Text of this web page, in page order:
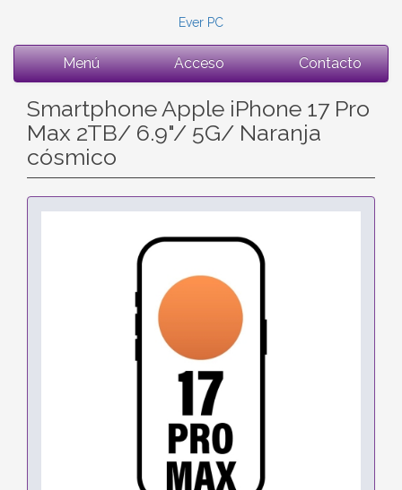
Ever PC
Menú Acceso Contacto
Smartphone Apple iPhone 17 Pro
Max 2TB/ 6.9"/ 5G/ Naranja
cósmico